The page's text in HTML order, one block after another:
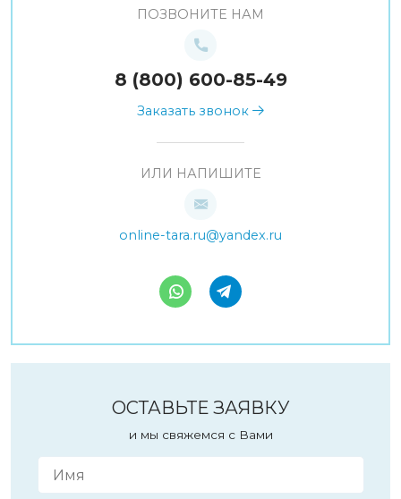
ПОЗВОНИТЕ НАМ
8 (800) 600-85-49
Заказать звонок
ИЛИ НАПИШИТЕ
online-tara.ru@yandex.ru
ОСТАВЬТЕ ЗАЯВКУ
и мы свяжемся с Вами